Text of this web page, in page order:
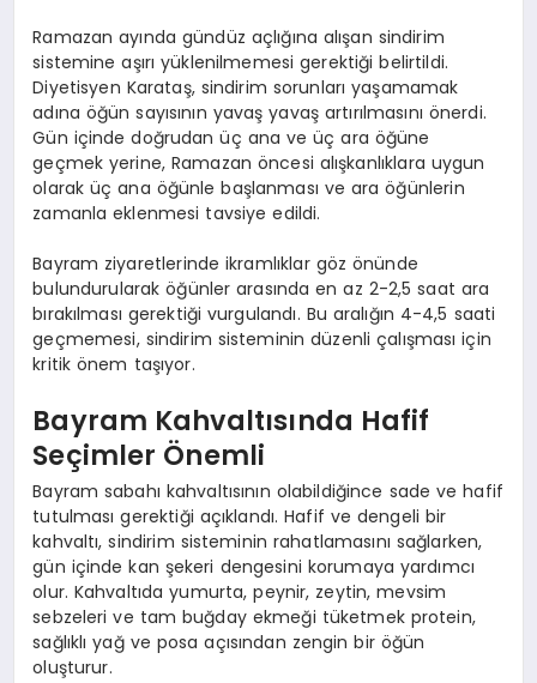
Ramazan ayında gündüz açlığına alışan sindirim
sistemine aşırı yüklenilmemesi gerektiği belirtildi.
Diyetisyen Karataş, sindirim sorunları yaşamamak
adına öğün sayısının yavaş yavaş artırılmasını önerdi.
Gün içinde doğrudan üç ana ve üç ara öğüne
geçmek yerine, Ramazan öncesi alışkanlıklara uygun
olarak üç ana öğünle başlanması ve ara öğünlerin
zamanla eklenmesi tavsiye edildi.
Bayram ziyaretlerinde ikramlıklar göz önünde
bulundurularak öğünler arasında en az 2-2,5 saat ara
bırakılması gerektiği vurgulandı. Bu aralığın 4-4,5 saati
geçmemesi, sindirim sisteminin düzenli çalışması için
kritik önem taşıyor.
Bayram Kahvaltısında Hafif
Seçimler Önemli
Bayram sabahı kahvaltısının olabildiğince sade ve hafif
tutulması gerektiği açıklandı. Hafif ve dengeli bir
kahvaltı, sindirim sisteminin rahatlamasını sağlarken,
gün içinde kan şekeri dengesini korumaya yardımcı
olur. Kahvaltıda yumurta, peynir, zeytin, mevsim
sebzeleri ve tam buğday ekmeği tüketmek protein,
sağlıklı yağ ve posa açısından zengin bir öğün
oluşturur.